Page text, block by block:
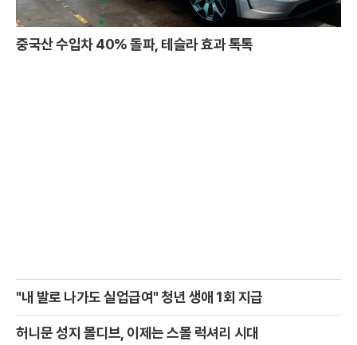
중국산 수입차 40% 돌파, 테슬라 효과 톡톡
"내 발로 나가도 실업급여" 청년 생애 1회 지급
허니문 성지 몰디브, 이제는 스몰 럭셔리 시대